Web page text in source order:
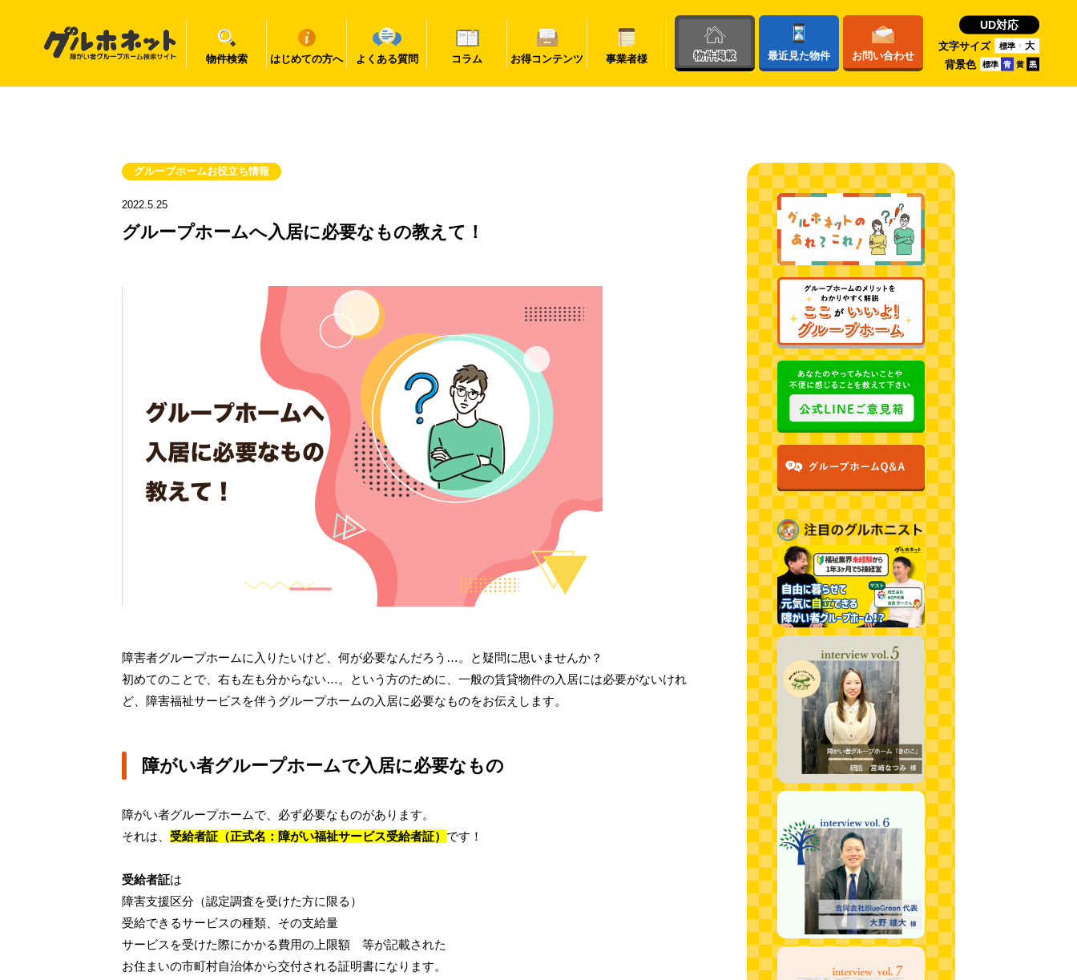
物件検索 はじめての方へ よくある質問 コラム お得コンテンツ 事業者様
UD対応
文字サイズ 標準 大
背景色 標準 青 黄 黒
物件掲載 最近見た物件 お問い合わせ
グループホームお役立ち情報
2022.5.25
グループホームへ入居に必要なもの教えて！
障害者グループホームに入りたいけど、何が必要なんだろう…。と疑問に思いませんか？
初めてのことで、右も左も分からない…。という方のために、一般の賃貸物件の入居には必要がないけれ
ど、障害福祉サービスを伴うグループホームの入居に必要なものをお伝えします。
障がい者グループホームで入居に必要なもの
障がい者グループホームで、必ず必要なものがあります。
それは、 受給者証（正式名：障がい福祉サービス受給者証） です！
受給者証は
障害支援区分（認定調査を受けた方に限る）
受給できるサービスの種類、その支給量
サービスを受けた際にかかる費用の上限額 等が記載された
お住まいの市町村自治体から交付される証明書になります。